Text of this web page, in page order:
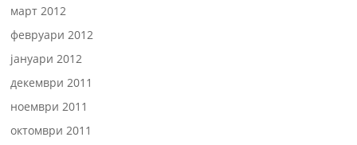
март 2012
февруари 2012
јануари 2012
декември 2011
ноември 2011
октомври 2011